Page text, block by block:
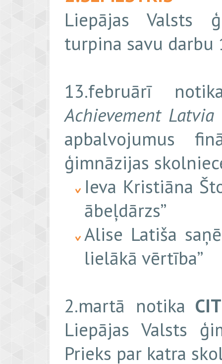
Liepājas Valsts
turpina savu darbu
13.februārī
Achievement Latvia
apbalvojumus
ģimnāzijas
Ieva Kristiāna
ābeļdārzs”
Alise Latiša
lielākā vērtība”
2.martā notika
Liepājas Valsts
Prieks par katra